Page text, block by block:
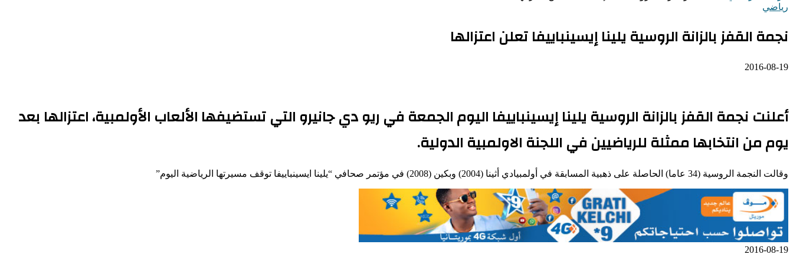
رياضي
نجمة القفز بالزانة الروسية يلينا إيسينباييفا تعلن اعتزالها
2016-08-19
أعلنت نجمة القفز بالزانة الروسية يلينا إيسينباييفا اليوم الجمعة في ريو دي جانيرو التي تستضيفها الألعاب الأولمبية، اعتزالها بعد
يوم من انتخابها ممثلة للرياضيين في اللجنة الاولمبية الدولية.
وقالت النجمة الروسية (34 عاما) الحاصلة على ذهبية المسابقة في أولمبيادي أثينا (2004) وبكين (2008) في مؤتمر صحافي “يلينا ايسينباييفا توقف مسيرتها الرياضية اليوم”
2016-08-19